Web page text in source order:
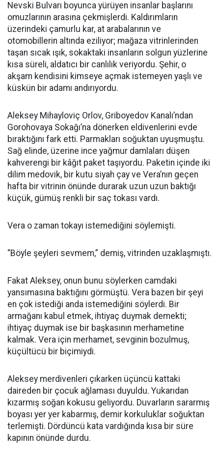
Nevski Bulvarı boyunca yürüyen insanlar başlarını
omuzlarının arasına çekmişlerdi. Kaldırımların
üzerindeki çamurlu kar, at arabalarının ve
otomobillerin altında eziliyor; mağaza vitrinlerinden
taşan sıcak ışık, sokaktaki insanların solgun yüzlerine
kısa süreli, aldatıcı bir canlılık veriyordu. Şehir, o
akşam kendisini kimseye açmak istemeyen yaşlı ve
küskün bir adamı andırıyordu.
Aleksey Mihayloviç Orlov, Griboyedov Kanalı’ndan
Gorohovaya Sokağı’na dönerken eldivenlerini evde
bıraktığını fark etti. Parmakları soğuktan uyuşmuştu.
Sağ elinde, üzerine ince yağmur damlaları düşen
kahverengi bir kâğıt paket taşıyordu. Paketin içinde iki
dilim medovik, bir kutu siyah çay ve Vera’nın geçen
hafta bir vitrinin önünde durarak uzun uzun baktığı
küçük, gümüş renkli bir saç tokası vardı.
Vera o zaman tokayı istemediğini söylemişti.
“Böyle şeyleri sevmem,” demiş, vitrinden uzaklaşmıştı.
Fakat Aleksey, onun bunu söylerken camdaki
yansımasına baktığını görmüştü. Vera bazen bir şeyi
en çok istediği anda istemediğini söylerdi. Bir
armağanı kabul etmek, ihtiyaç duymak demekti;
ihtiyaç duymak ise bir başkasının merhametine
kalmak. Vera için merhamet, sevginin bozulmuş,
küçültücü bir biçimiydi.
Aleksey merdivenleri çıkarken üçüncü kattaki
daireden bir çocuk ağlaması duyuldu. Yukarıdan
kızarmış soğan kokusu geliyordu. Duvarların sararmış
boyası yer yer kabarmış, demir korkuluklar soğuktan
terlemişti. Dördüncü kata vardığında kısa bir süre
kapının önünde durdu.